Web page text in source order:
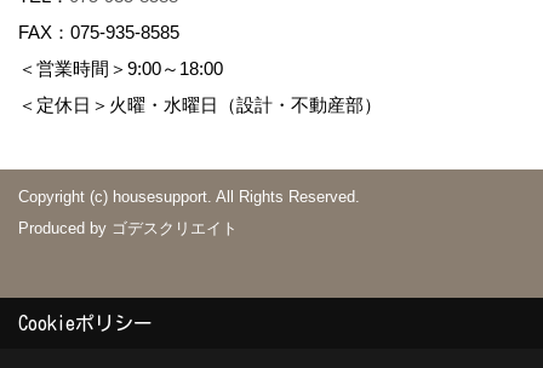
FAX：075-935-8585
＜営業時間＞9:00～18:00
＜定休日＞火曜・水曜日（設計・不動産部）
Copyright (c) housesupport. All Rights Reserved.
Produced by ゴデスクリエイト
Cookieポリシー